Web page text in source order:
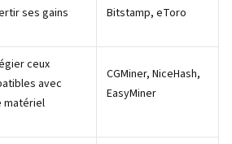
ses gains
Bitstamp, eToro
ceux
avec
matériel
CGMiner, NiceHash,
EasyMiner